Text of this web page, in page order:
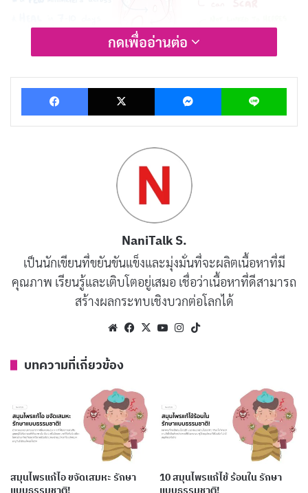
สำหรับสาเหตุของแผลร้อนในนั้นยังไม่ทราบสาเหตุของการ
ร่วมกัน รวมทั้งอาจมีความสัมพันธ์กับปฏิกิริยาภูมิต้านทาน
ของร่างกายด้วย แต่โดยเฉลี่ยแล้วพบว่า ผู้ป่วยที่เป็นแผล
ร้อนในบ่อยประมาณ 30-40% มีประวัติคนในครอบครัว
เป็นโรคนี้ด้วย ดังนั้นจึงทำให้เชื่อได้ว่า แผลร้อนในสามารถ
ถ่ายทอดได้ทางพันธุกรรม ผู้ป่วยส่วนใหญ่ก็เกิดอาการขึ้น
มาเองได้โดยที่ไม่มีสิ่งใดเป็นตัวกระตุ้น ในขณะที่มีผู้ป่วย
เพียงส่วนน้อยเท่านั้นที่เกิดแผลร้อนในจากสิ่งกระตุ้นจน
ทำให้มีอาการกำเริบขึ้นมา
กดเพื่ออ่านต่อ
Facebook X Messenger Line
NaniTalk S.
เป็นนักเขียนที่ขยันขันแข็งและมุ่งมั่นที่จะผลิตเนื้อหาที่มี
คุณภาพ เรียนรู้และเติบโตอยู่เสมอ เชื่อว่าเนื้อหาที่ดีสามารถ
สร้างผลกระทบเชิงบวกต่อโลกได้
WebsiteFacebook
X YouTubeInstagram
บทความที่เกี่ยวข้อง
สมุนไพรแก้ไอ ขจัดเสมหะ รักษา
แบบธรรมชาติ!
10 สมุนไพรแก้ไข้ ร้อนใน รักษา
แบบธรรมชาติ!